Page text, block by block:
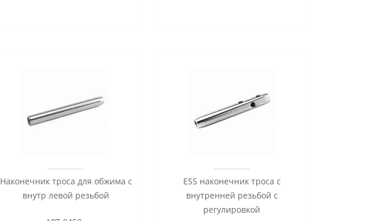
Наконечник троса для обжима с
внутр левой резьбой
ESS наконечник троса с
внутренней резьбой с
регулировкой